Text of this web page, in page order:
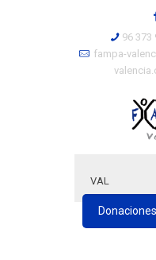
96 373
fampa-
VAL